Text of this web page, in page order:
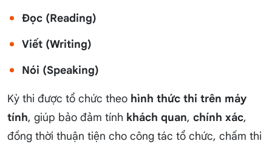
Đọc (Reading)
Viết (Writing)
Nói (Speaking)
Kỳ thi được tổ chức theo hình thức thi trên máy
tính, giúp bảo đảm tính khách quan, chính xác,
đồng thời thuận tiện cho công tác tổ chức, chấm thi